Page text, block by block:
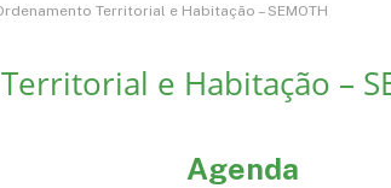
Territorial e Habitação – SEMOTH
e Habitação –
Agenda